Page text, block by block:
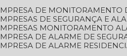
EMPRESA DE
EMPRESAS DE SEGURANÇA E
EMPRESAS MONITORAMENTO
EMPRESA DE ALARME DE
EMPRESA DE ALARME